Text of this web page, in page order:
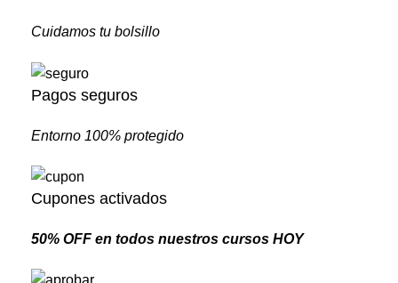
Cuidamos tu bolsillo
Pagos seguros
Entorno 100% protegido
Cupones activados
50% OFF en todos nuestros cursos HOY